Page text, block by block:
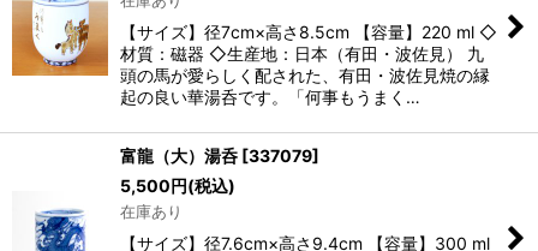
【サイズ】径7cm×高さ8.5cm 【容量】220 ml ◇
材質：磁器 ◇生産地：日本（有田・波佐見） 九
頭の馬が愛らしく配された、有田・波佐見焼の縁
起の良い華湯呑です。「何事もうまく…
富龍（大）湯呑 [337079]
5,500円(税込)
在庫あり
【サイズ】径7.6cm×高さ9.4cm 【容量】300 ml